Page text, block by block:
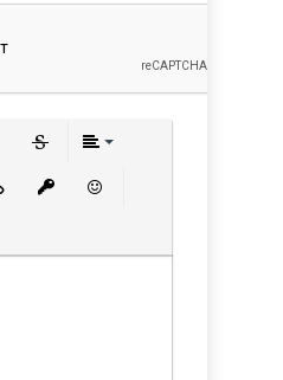
текста
цитаты
Вставка спойлера